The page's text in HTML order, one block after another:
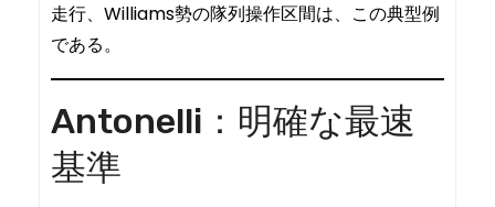
走行、Williams勢の隊列操作区間は、この典型例
である。
Antonelli：明確な最速
基準